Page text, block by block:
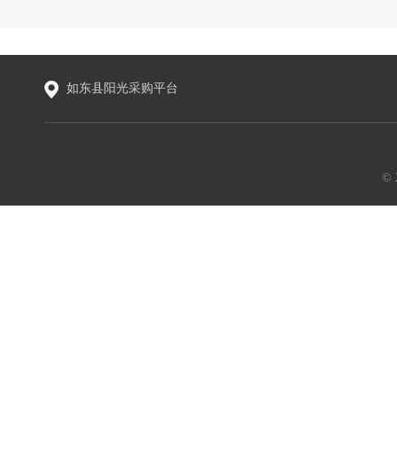
如东县阳光采购平台
©